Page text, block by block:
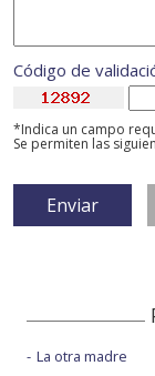
Código de
*Indica un campo
Se permiten las
La otra madre